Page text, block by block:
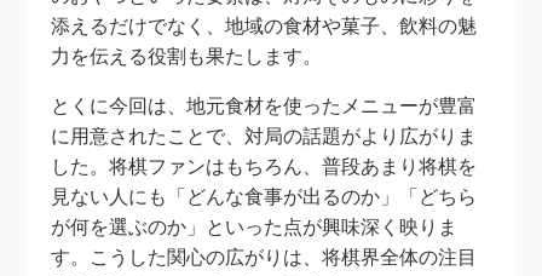
添えるだけでなく、地域の食材や菓子、飲料の魅
力を伝える役割も果たします。
とくに今回は、地元食材を使ったメニューが豊富
に用意されたことで、対局の話題がより広がりま
した。将棋ファンはもちろん、普段あまり将棋を
見ない人にも「どんな食事が出るのか」「どちら
が何を選ぶのか」といった点が興味深く映りま
す。こうした関心の広がりは、将棋界全体の注目